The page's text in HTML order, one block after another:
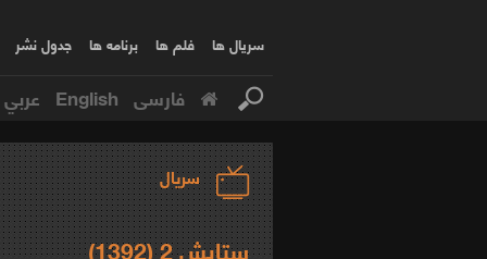
سریال ها فلم ها برنامه ها جدول نشر
فارسی English عربي
سریال
ستایش 2 (1392)